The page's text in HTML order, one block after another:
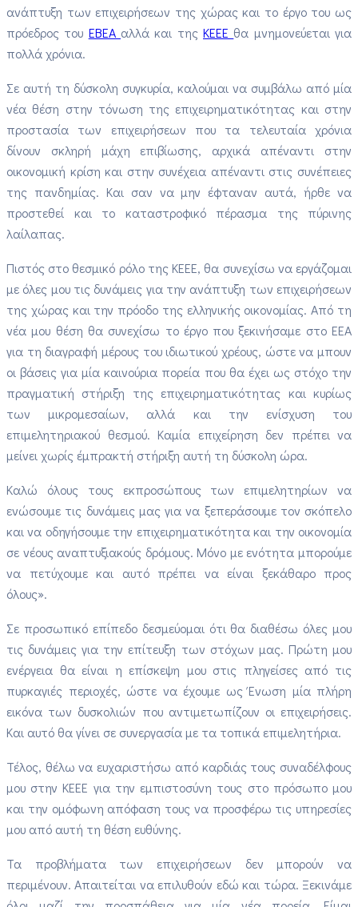
ανάπτυξη των επιχειρήσεων της χώρας και το έργο του ως
πρόεδρος του ΕΒΕΑ αλλά και τηςΚΕΕΕ θα μνημονεύεται για
πολλά χρόνια.
Σε αυτή τη δύσκολη συγκυρία, καλούμαι να συμβάλω από μία
νέα θέση στην τόνωση της επιχειρηματικότητας και στην
προστασία των επιχειρήσεων που τα τελευταία χρόνια
δίνουν σκληρή μάχη επιβίωσης, αρχικά απέναντι στην
οικονομική κρίση και στην συνέχεια απέναντι στις συνέπειες
της πανδημίας. Και σαν να μην έφταναν αυτά, ήρθε να
προστεθεί και το καταστροφικό πέρασμα της πύρινης
λαίλαπας.
Πιστός στο θεσμικό ρόλο της ΚΕΕΕ, θα συνεχίσω να εργάζομαι
με όλες μου τις δυνάμεις για την ανάπτυξη των επιχειρήσεων
της χώρας και την πρόοδο της ελληνικής οικονομίας. Από τη
νέα μου θέση θα συνεχίσω το έργο που ξεκινήσαμε στο ΕΕΑ
για τη διαγραφή μέρους του ιδιωτικού χρέους, ώστε να μπουν
οι βάσεις για μία καινούρια πορεία που θα έχει ως στόχο την
πραγματική στήριξη της επιχειρηματικότητας και κυρίως
των μικρομεσαίων, αλλά και την ενίσχυση του
επιμελητηριακού θεσμού. Καμία επιχείρηση δεν πρέπει να
μείνει χωρίς έμπρακτή στήριξη αυτή τη δύσκολη ώρα.
Καλώ όλους τους εκπροσώπους των επιμελητηρίων να
ενώσουμε τις δυνάμεις μας για να ξεπεράσουμε τον σκόπελο
και να οδηγήσουμε την επιχειρηματικότητα και την οικονομία
σε νέους αναπτυξιακούς δρόμους. Μόνο με ενότητα μπορούμε
να πετύχουμε και αυτό πρέπει να είναι ξεκάθαρο προς
όλους».
Σε προσωπικό επίπεδο δεσμεύομαι ότι θα διαθέσω όλες μου
τις δυνάμεις για την επίτευξη των στόχων μας. Πρώτη μου
ενέργεια θα είναι η επίσκεψη μου στις πληγείσες από τις
πυρκαγιές περιοχές, ώστε να έχουμε ως Ένωση μία πλήρη
εικόνα των δυσκολιών που αντιμετωπίζουν οι επιχειρήσεις.
Και αυτό θα γίνει σε συνεργασία με τα τοπικά επιμελητήρια.
Τέλος, θέλω να ευχαριστήσω από καρδιάς τους συναδέλφους
μου στην ΚΕΕΕ για την εμπιστοσύνη τους στο πρόσωπο μου
και την ομόφωνη απόφαση τους να προσφέρω τις υπηρεσίες
μου από αυτή τη θέση ευθύνης.
Τα προβλήματα των επιχειρήσεων δεν μπορούν να
περιμένουν. Απαιτείται να επιλυθούν εδώ και τώρα. Ξεκινάμε